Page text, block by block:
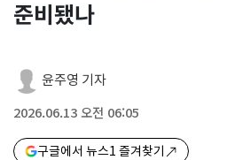
준비됐나
윤주영 기자
2026.06.13 오전 06:05
구글에서 뉴스1 즐겨찾기